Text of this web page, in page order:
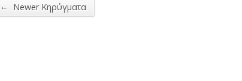
← Newer Κηρύγματα